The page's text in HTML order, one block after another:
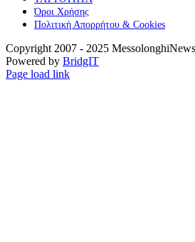
Όροι Χρήσης
Πολιτική Απορρήτου & Cookies
Copyright 2007 - 2025
Powered by BridgIT
YouTube
Facebook
Instagram
Page load link